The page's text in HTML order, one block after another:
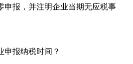
申报，并注明企业当期无应税事
申报纳税时间？